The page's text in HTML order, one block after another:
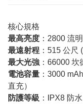
核心規格
最高亮度 ：2800 流
最遠射程 ：515 公尺
最大光強 ：66000 坎
電池容量 ：3000
直充）
防護等級 ：IPX8 防